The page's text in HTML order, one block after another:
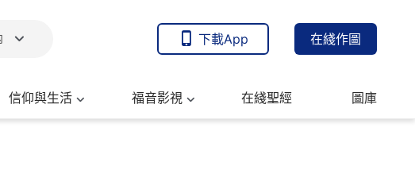
下載App 在綫作圖
信仰與生活 福音影視 在綫聖經 圖庫